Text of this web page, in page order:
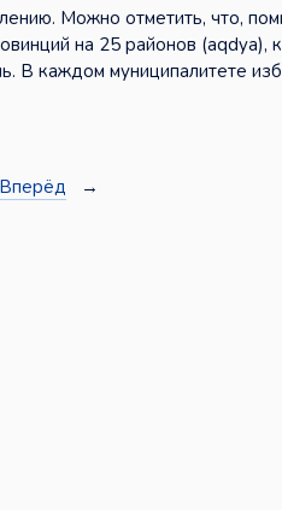
Можно отметить, что,
на 25 районов (aqdya),
В каждом муниципалитете
Вперёд →